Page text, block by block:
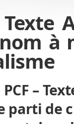
Texte
à
–
parti de